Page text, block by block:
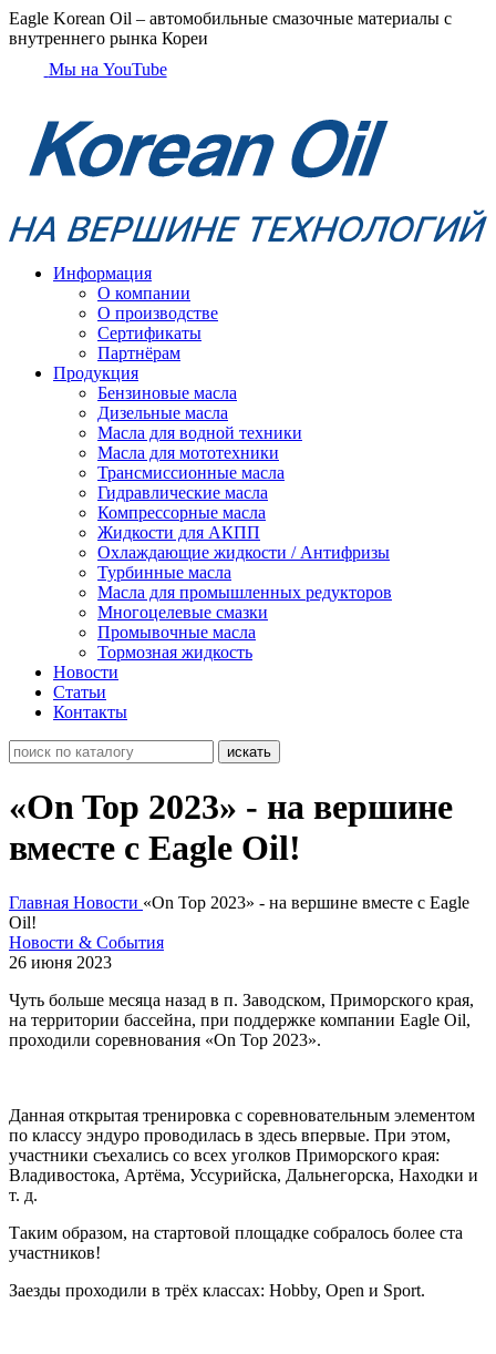
Eagle Korean Oil – автомобильные смазочные материалы с
внутреннего рынка Кореи
Мы на YouTube
Информация
О компании
О производстве
Сертификаты
Партнёрам
Продукция
Бензиновые масла
Дизельные масла
Масла для водной техники
Масла для мототехники
Трансмиссионные масла
Гидравлические масла
Компрессорные масла
Жидкости для АКПП
Охлаждающие жидкости / Антифризы
Турбинные масла
Масла для промышленных редукторов
Многоцелевые смазки
Промывочные масла
Тормозная жидкость
Новости
Статьи
Контакты
«On Top 2023» - на вершине
вместе с Eagle Oil!
Главная Новости «On Top 2023» - на вершине вместе с Eagle
Oil!
Новости & События
26 июня 2023
Чуть больше месяца назад в п. Заводском, Приморского края,
на территории бассейна, при поддержке компании Eagle Oil,
проходили соревнования «On Top 2023».
Данная открытая тренировка с соревновательным элементом
по классу эндуро проводилась в здесь впервые. При этом,
участники съехались со всех уголков Приморского края:
Владивостока, Артёма, Уссурийска, Дальнегорска, Находки и
т. д.
Таким образом, на стартовой площадке собралось более ста
участников!
Заезды проходили в трёх классах: Hobby, Open и Sport.